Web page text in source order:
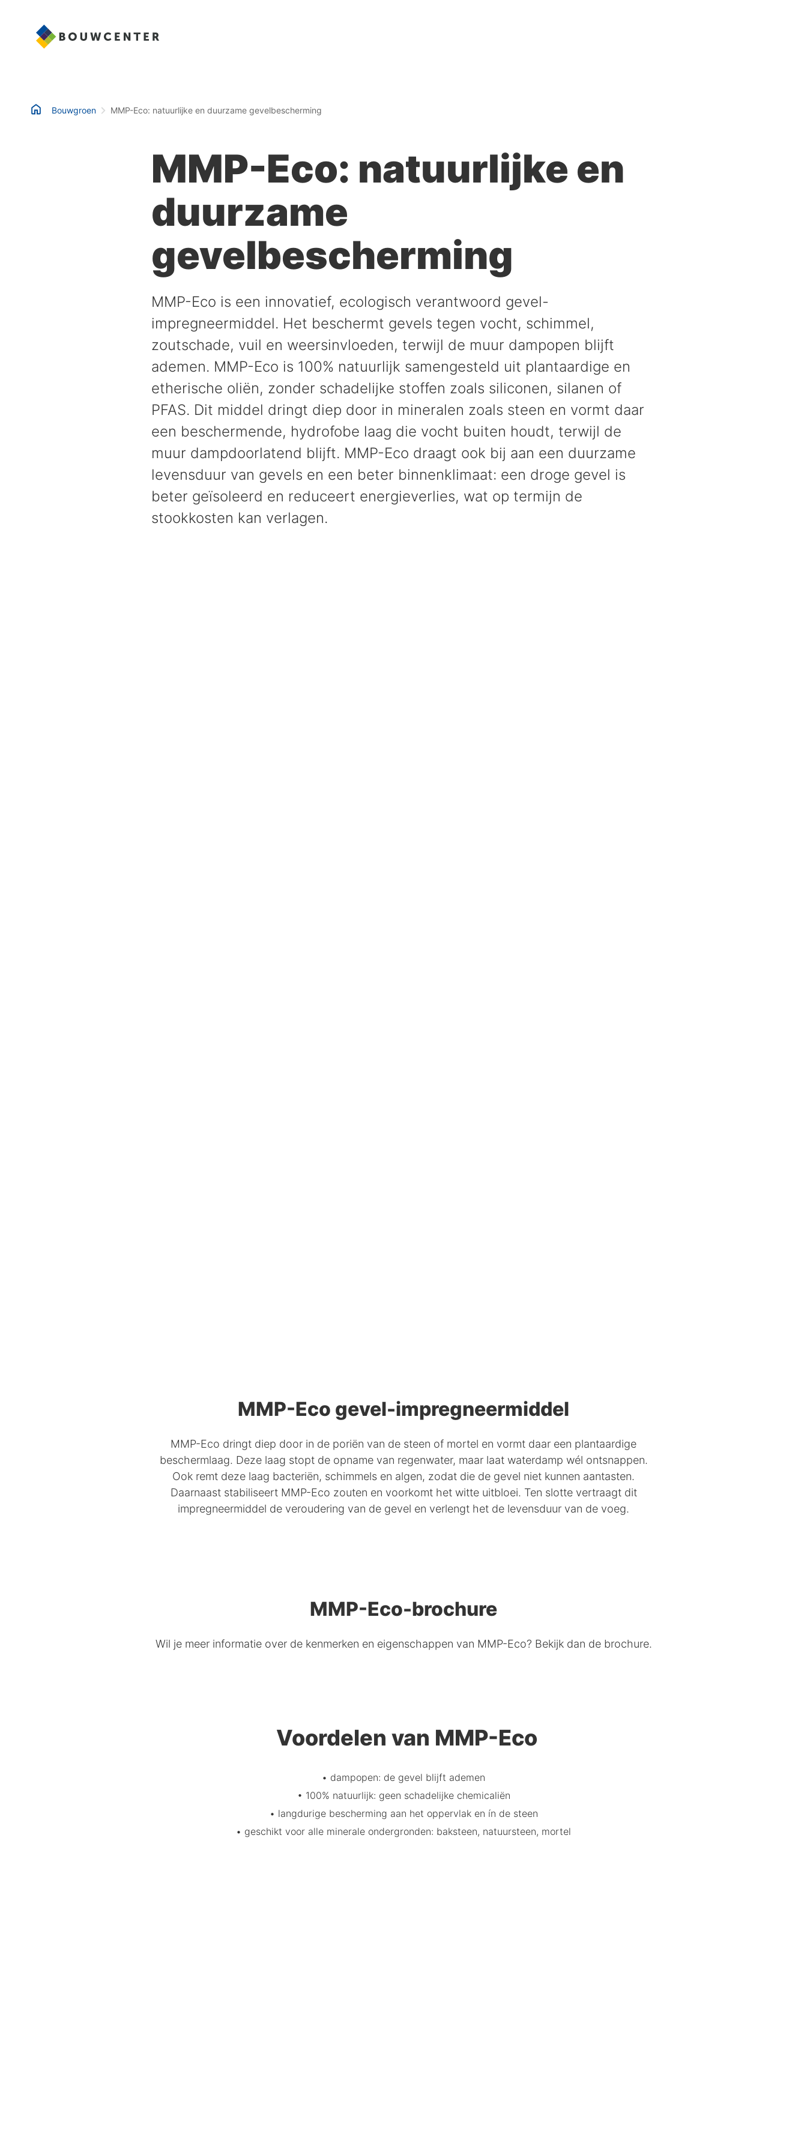
Bouwgroen MMP-Eco: natuurlijke en duurzame gevelbescherming
MMP-Eco: natuurlijke en
duurzame
gevelbescherming
MMP-Eco is een innovatief, ecologisch verantwoord gevel-
impregneermiddel. Het beschermt gevels tegen vocht, schimmel,
zoutschade, vuil en weersinvloeden, terwijl de muur dampopen blijft
ademen. MMP-Eco is 100% natuurlijk samengesteld uit plantaardige en
etherische oliën, zonder schadelijke stoffen zoals siliconen, silanen of
PFAS. Dit middel dringt diep door in mineralen zoals steen en vormt daar
een beschermende, hydrofobe laag die vocht buiten houdt, terwijl de
muur dampdoorlatend blijft. MMP-Eco draagt ook bij aan een duurzame
levensduur van gevels en een beter binnenklimaat: een droge gevel is
beter geïsoleerd en reduceert energieverlies, wat op termijn de
stookkosten kan verlagen.
MMP-Eco gevel-impregneermiddel
MMP-Eco dringt diep door in de poriën van de steen of mortel en vormt daar een plantaardige
beschermlaag. Deze laag stopt de opname van regenwater, maar laat waterdamp wél ontsnappen.
Ook remt deze laag bacteriën, schimmels en algen, zodat die de gevel niet kunnen aantasten.
Daarnaast stabiliseert MMP-Eco zouten en voorkomt het witte uitbloei. Ten slotte vertraagt dit
impregneermiddel de veroudering van de gevel en verlengt het de levensduur van de voeg.
MMP-Eco-brochure
Wil je meer informatie over de kenmerken en eigenschappen van MMP-Eco? Bekijk dan de brochure.
Voordelen van MMP-Eco
• dampopen: de gevel blijft ademen
• 100% natuurlijk: geen schadelijke chemicaliën
• langdurige bescherming aan het oppervlak en ín de steen
• geschikt voor alle minerale ondergronden: baksteen, natuursteen, mortel